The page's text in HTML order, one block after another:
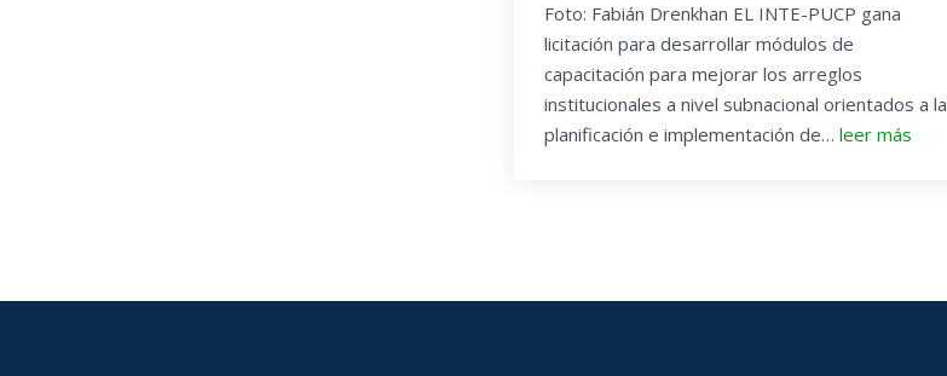
Foto: Fabián Drenkhan EL INTE-PUCP gana
licitación para desarrollar módulos de
capacitación para mejorar los arreglos
institucionales a nivel subnacional orientados a la
planificación e implementación de… leer más